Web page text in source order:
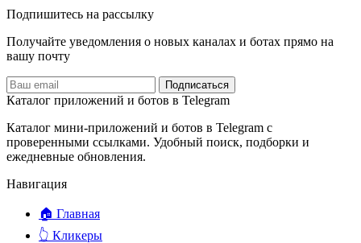
Подпишитесь на рассылку
Получайте уведомления о новых каналах и ботаx прямо на
вашу почту
Подписаться
Каталог приложений и ботов в Telegram
Каталог мини-приложений и ботов в Telegram с
проверенными ссылками. Удобный поиск, подборки и
ежедневные обновления.
Навигация
🏠 Главная
👆 Кликеры